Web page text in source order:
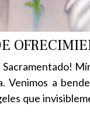
Sacramentado!
Venimos a
que